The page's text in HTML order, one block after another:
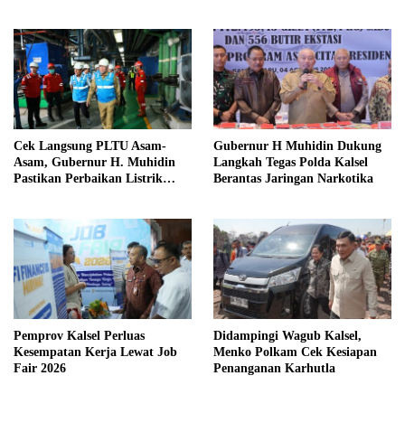
Cek Langsung PLTU Asam-
Asam, Gubernur H. Muhidin
Pastikan Perbaikan Listrik
Gubernur H Muhidin Dukung
Langkah Tegas Polda Kalsel
Berantas Jaringan Narkotika
Pemprov Kalsel Perluas
Kesempatan Kerja Lewat Job
Fair 2026
Didampingi Wagub Kalsel,
Menko Polkam Cek Kesiapan
Penanganan Karhutla